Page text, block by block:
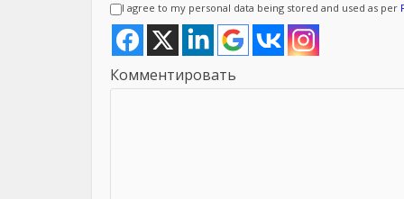
I agree to my personal data being stored and used as per
Комментировать